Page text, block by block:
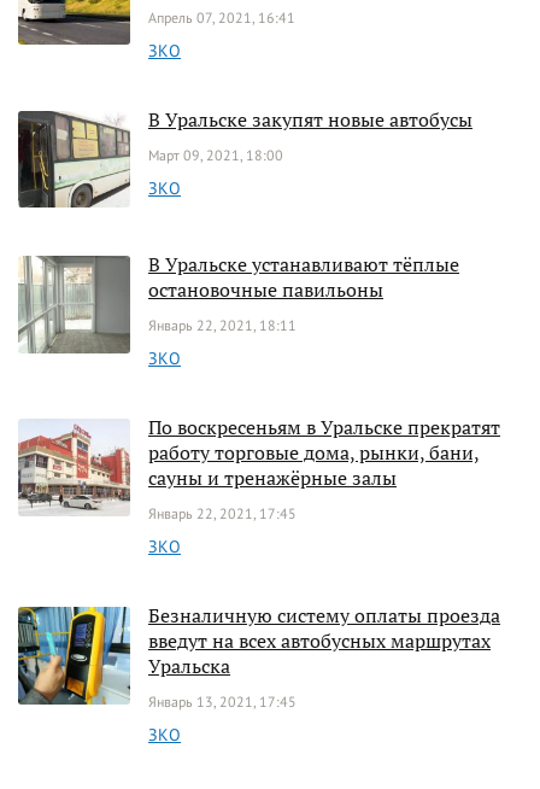
Апрель 07, 2021, 16:41
ЗКО
В Уральске закупят новые автобусы
Март 09, 2021, 18:00
ЗКО
В Уральске устанавливают тёплые
остановочные павильоны
Январь 22, 2021, 18:11
ЗКО
По воскресеньям в Уральске прекратят
работу торговые дома, рынки, бани,
сауны и тренажёрные залы
Январь 22, 2021, 17:45
ЗКО
Безналичную систему оплаты проезда
введут на всех автобусных маршрутах
Уральска
Январь 13, 2021, 17:45
ЗКО